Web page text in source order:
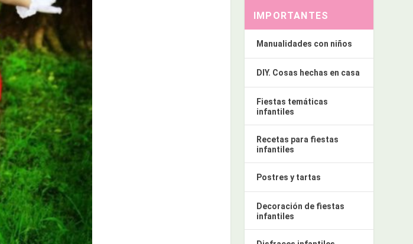
IMPORTANTES
Manualidades con niños
DIY. Cosas hechas en casa
Fiestas temáticas
infantiles
Recetas para fiestas
infantiles
Postres y tartas
Decoración de fiestas
infantiles